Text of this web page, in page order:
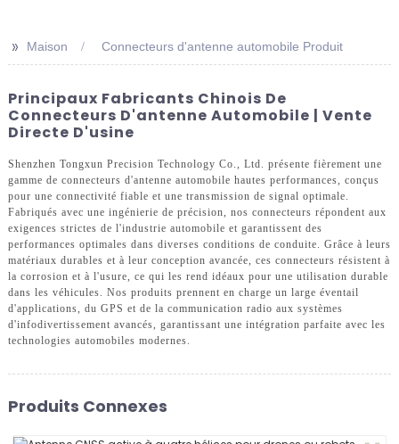
>> Maison Connecteurs d'antenne automobile Produit
Principaux Fabricants Chinois De
Connecteurs D'antenne Automobile | Vente
Directe D'usine
Shenzhen Tongxun Precision Technology Co., Ltd. présente fièrement une
gamme de connecteurs d'antenne automobile hautes performances, conçus
pour une connectivité fiable et une transmission de signal optimale.
Fabriqués avec une ingénierie de précision, nos connecteurs répondent aux
exigences strictes de l'industrie automobile et garantissent des
performances optimales dans diverses conditions de conduite. Grâce à leurs
matériaux durables et à leur conception avancée, ces connecteurs résistent à
la corrosion et à l'usure, ce qui les rend idéaux pour une utilisation durable
dans les véhicules. Nos produits prennent en charge un large éventail
d'applications, du GPS et de la communication radio aux systèmes
d'infodivertissement avancés, garantissant une intégration parfaite avec les
technologies automobiles modernes.
Produits Connexes